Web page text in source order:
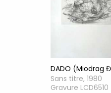
DADO (Miodrag
Sans titre, 1980
Gravure LCD6510